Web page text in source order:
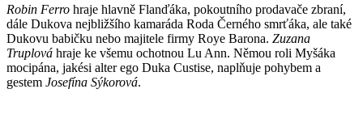
Robin Ferro hraje hlavně Flanďáka, pokoutního prodavače zbraní,
dále Dukova nejbližšího kamaráda Roda Černého smrťáka, ale také
Dukovu babičku nebo majitele firmy Roye Barona. Zuzana
Truplová hraje ke všemu ochotnou Lu Ann. Němou roli Myšáka
mocipána, jakési alter ego Duka Custise, naplňuje pohybem a
gestem Josefína Sýkorová.